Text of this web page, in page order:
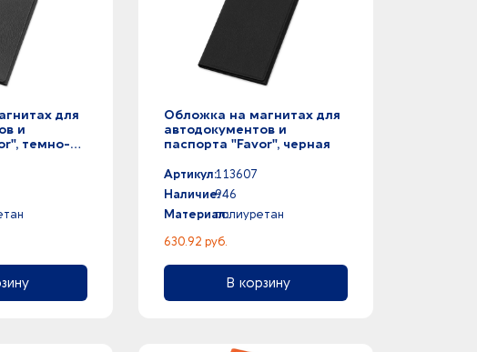
для
и
темно-
Обложка на магнитах для
автодокументов и
паспорта "Favor", черная
Артикул:113607
Наличие:946
Материал:полиуретан
630.92 руб.
В корзину